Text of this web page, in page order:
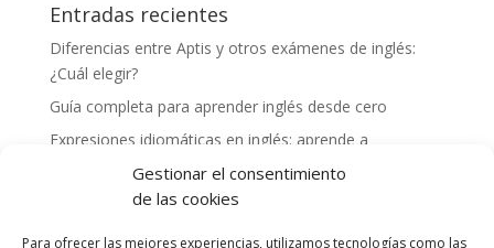
Gestionar el consentimiento
de las cookies
Para ofrecer las mejores experiencias, utilizamos tecnologías como las
Entradas recientes
Diferencias entre Aptis y otros exámenes de inglés:
¿Cuál elegir?
Guía completa para aprender inglés desde cero
Expresiones idiomáticas en inglés: aprende a
comunicarte como un nativo
Cómo mejorar tu vocabulario en inglés: consejos y